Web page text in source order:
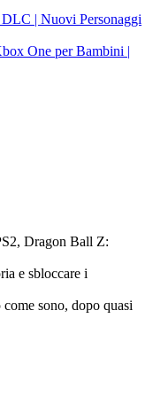
| Nuovi Personaggi
One per Bambini |
Dragon Ball Z:
e sbloccare i
sono, dopo quasi